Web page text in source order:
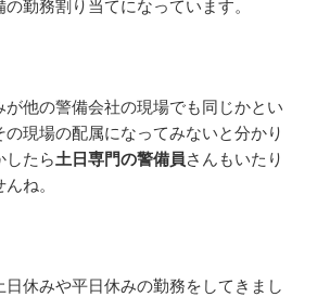
勤務割り当てになっています。
が他の警備会社の現場でも同じかとい
の現場の配属になってみないと分かり
したら土日専門の警備員さんもいたり
ね。
休みや平日休みの勤務をしてきまし